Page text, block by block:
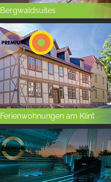
Bergwaldsuites
Ferienwohnungen am Klint